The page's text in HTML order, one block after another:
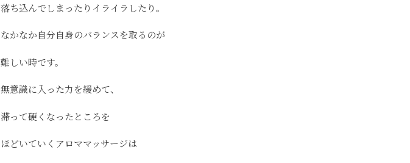
落ち込んでしまったりイライラしたり。
なかなか自分自身のバランスを取るのが
難しい時です。
無意識に入った力を緩めて、
滞って硬くなったところを
ほどいていくアロママッサージは